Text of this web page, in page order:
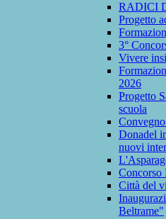
RADICI
Progetto
3°
Vivere
2026
Progetto
scuola
Donadel
nuovi
Città del
Beltrame"